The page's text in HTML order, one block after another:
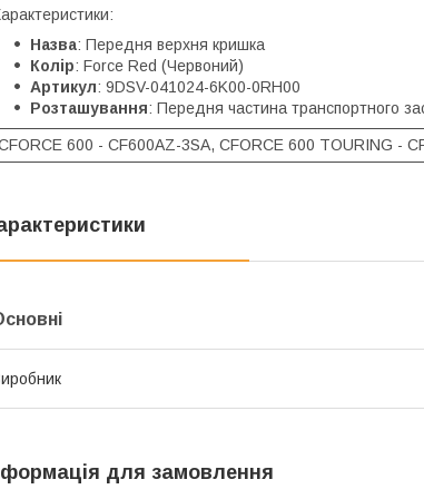
Назва: Передня верхня кришка
Колір: Force Red (Червоний)
Артикул: 9DSV-041024-6K00-0RH00
Розташування: Передня частина транспортного
600 - CF600AZ-3SA, CFORCE 600 TOURING -
для замовлення